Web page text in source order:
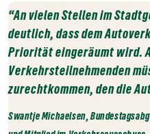
“An vielen Stellen im
deutlich, dass dem
Priorität eingeräumt wird.
Verkehrsteilnehmenden
zurechtkommen, den die
Swantje Michaelsen,